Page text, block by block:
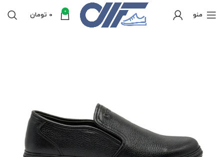
منو 0
0 تومان